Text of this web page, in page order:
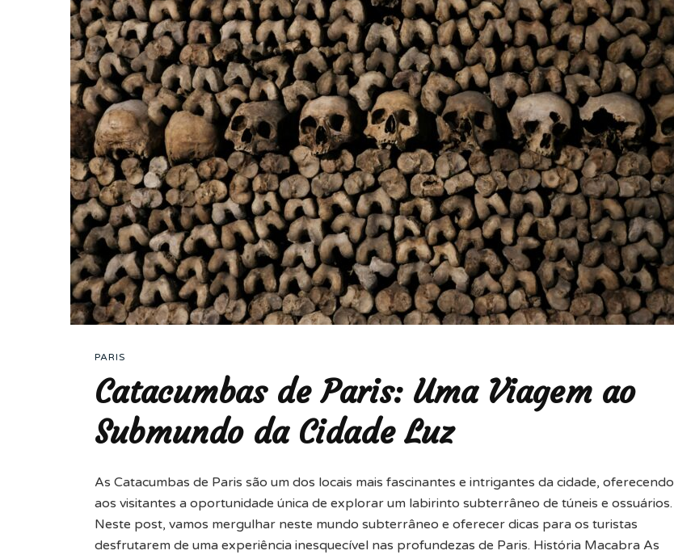
Das
Luzes
PARIS
Catacumbas de Paris: Uma Viagem ao
Submundo da Cidade Luz
As Catacumbas de Paris são um dos locais mais fascinantes e intrigantes da cidade, oferecendo
aos visitantes a oportunidade única de explorar um labirinto subterrâneo de túneis e ossuários.
Neste post, vamos mergulhar neste mundo subterrâneo e oferecer dicas para os turistas
desfrutarem de uma experiência inesquecível nas profundezas de Paris. História Macabra As